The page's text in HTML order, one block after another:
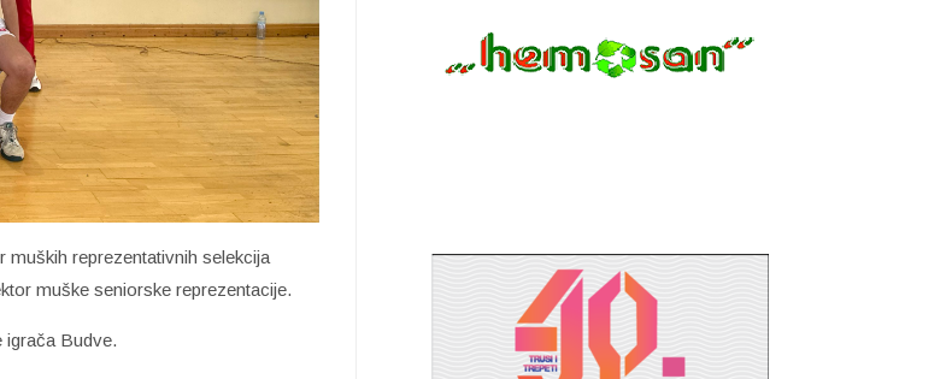
muških reprezentativnih selekcija
muške seniorske reprezentacije.
igrača Budve.